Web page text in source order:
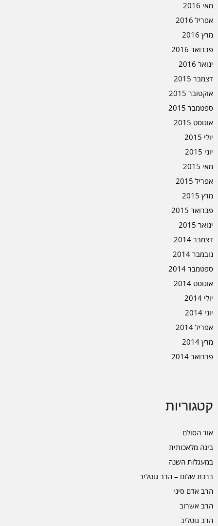
מאי 2016
אפריל 2016
מרץ 2016
פברואר 2016
ינואר 2016
דצמבר 2015
אוקטובר 2015
ספטמבר 2015
אוגוסט 2015
יולי 2015
יוני 2015
מאי 2015
אפריל 2015
מרץ 2015
פברואר 2015
ינואר 2015
דצמבר 2014
נובמבר 2014
ספטמבר 2014
אוגוסט 2014
יולי 2014
יוני 2014
אפריל 2014
מרץ 2014
פברואר 2014
קטגוריות
אור הסולם
בינה מלאכותית
במעגלות השנה
ברכת שלום – הרב גוטליב
הרב אדם סיני
הרב אשרוב
הרב גוטליב